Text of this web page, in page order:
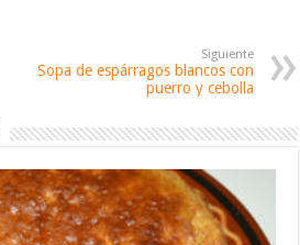
Siguiente
Sopa de espárragos blancos con
puerro y cebolla